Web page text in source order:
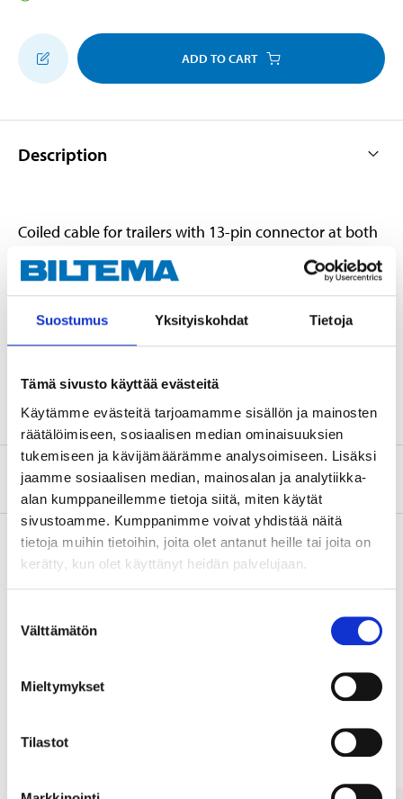
Suostumus Yksityiskohdat Tietoja
Tämä sivusto käyttää evästeitä
Käytämme evästeitä tarjoamamme sisällön ja mainosten
räätälöimiseen, sosiaalisen median ominaisuuksien
tukemiseen ja kävijämäärämme analysoimiseen. Lisäksi
jaamme sosiaalisen median, mainosalan ja analytiikka-
alan kumppaneillemme tietoja siitä, miten käytät
sivustoamme. Kumppanimme voivat yhdistää näitä
tietoja muihin tietoihin, joita olet antanut heille tai joita on
kerätty, kun olet käyttänyt heidän palvelujaan.
valinta
Välttämätön
Mieltymykset
Tilastot
ADD TO CART
Description
Coiled cable for trailers with 13-pin connector at both
Technical specifications
Length
About the manufacturer